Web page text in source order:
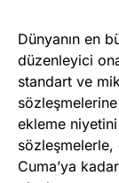
Dünyanın en
düzenleyici
standart ve
ekleme
sözleşmelerle,
Cuma’ya